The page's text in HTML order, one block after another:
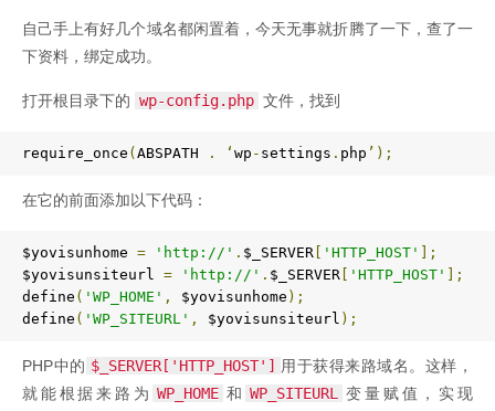
自己手上有好几个域名都闲置着，今天无事就折腾了一下，查了一
下资料，绑定成功。
打开根目录下的 wp-config.php 文件，找到
require_once ( ABSPATH . ‘ wp - settings . php ’);
在它的前面添加以下代码：
$yovisunhome = 'http://' . $_SERVER 'HTTP_HOST'
];
$yovisunsiteurl = 'http://' . $_SERVER 'HTTP_HOST'
];
define ( 'WP_HOME' , $yovisunhome );
define ( 'WP_SITEURL' , $yovisunsiteurl );
PHP中的 $_SERVER['HTTP_HOST']
用于获得来路域名。这样，
就能根据来路为 WP_HOME 和 WP_SITEURL
变量赋值，实现